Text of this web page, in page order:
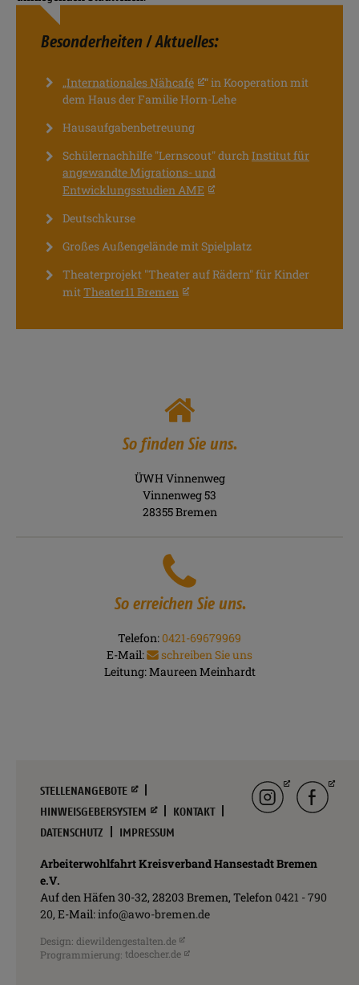
Besonderheiten / Aktuelles:
„Internationales Nähcafé
“ in Kooperation mit
dem Haus der Familie Horn-Lehe
Hausaufgabenbetreuung
Schülernachhilfe "Lernscout" durchInstitut für
angewandte Migrations- und
Entwicklungsstudien AME
Deutschkurse
Großes Außengelände mit Spielplatz
Theaterprojekt "Theater auf Rädern" für Kinder
mitTheater11 Bremen
So finden Sie uns.
ÜWH Vinnenweg
Vinnenweg 53
28355 Bremen
So erreichen Sie uns.
Telefon: 0421-69679969
E-Mail:
schreiben Sie uns
Leitung:Maureen Meinhardt
Navigation
überspringen
STELLENANGEBOTE
HINWEISGEBERSYSTEM
KONTAKT
DATENSCHUTZ
IMPRESSUM
Arbeiterwohlfahrt Kreisverband Hansestadt Bremen
e.V.
Auf den Häfen 30-32, 28203 Bremen, Telefon 0421 - 790
20, E-Mail:info@awo-bremen.de
Design: diewildengestalten.de
Programmierung: tdoescher.de
Instagramfacebook